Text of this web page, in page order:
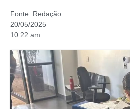
Fonte: Redação
20/05/2025
10:22 am